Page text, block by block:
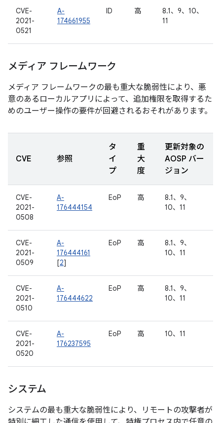
CVE-
2021-
0521
A-
174661955
ID 高
8.1、9、10、
11
メディア フレームワーク
メディア フレームワークの最も重大な脆弱性により、悪
意のあるローカルアプリによって、追加権限を取得するた
めのユーザー操作の要件が回避されるおそれがあります。
CVE 参照
タ
イ
プ
重
大
度
更新対象の
AOSP バー
ジョン
CVE-
2021-
0508
A-
176444154
EoP 高
8.1、9、
10、11
CVE-
2021-
0509
A-
176444161
[2]
EoP 高
8.1、9、
10、11
CVE-
2021-
0510
A-
176444622
EoP 高
8.1、9、
10、11
CVE-
2021-
0520
A-
176237595
EoP 高 10、11
システム
システムの最も重大な脆弱性により、リモートの攻撃者が